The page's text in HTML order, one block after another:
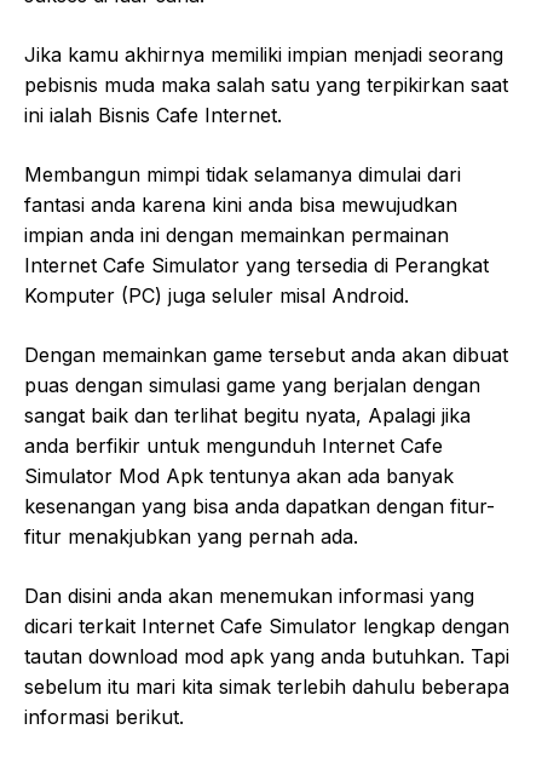
Jika kamu akhirnya memiliki impian menjadi seorang
pebisnis muda maka salah satu yang terpikirkan saat
ini ialah Bisnis Cafe Internet.
Membangun mimpi tidak selamanya dimulai dari
fantasi anda karena kini anda bisa mewujudkan
impian anda ini dengan memainkan permainan
Internet Cafe Simulator yang tersedia di Perangkat
Komputer (PC) juga seluler misal Android.
Dengan memainkan game tersebut anda akan dibuat
puas dengan simulasi game yang berjalan dengan
sangat baik dan terlihat begitu nyata, Apalagi jika
anda berfikir untuk mengunduh Internet Cafe
Simulator Mod Apk tentunya akan ada banyak
kesenangan yang bisa anda dapatkan dengan fitur-
fitur menakjubkan yang pernah ada.
Dan disini anda akan menemukan informasi yang
dicari terkait Internet Cafe Simulator lengkap dengan
tautan download mod apk yang anda butuhkan. Tapi
sebelum itu mari kita simak terlebih dahulu beberapa
informasi berikut.